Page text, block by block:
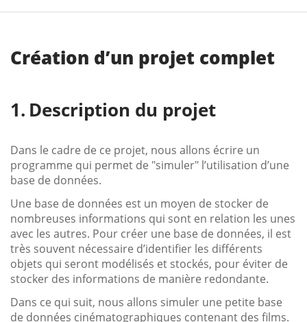
Création d’un projet complet
Description du projet
Dans le cadre de ce projet, nous allons écrire un
programme qui permet de "simuler" l’utilisation d’une
base de données.
Une base de données est un moyen de stocker de
nombreuses informations qui sont en relation les unes
avec les autres. Pour créer une base de données, il est
très souvent nécessaire d’identifier les différents
objets qui seront modélisés et stockés, pour éviter de
stocker des informations de manière redondante.
Dans ce qui suit, nous allons simuler une petite base
de données cinématographiques contenant des films.